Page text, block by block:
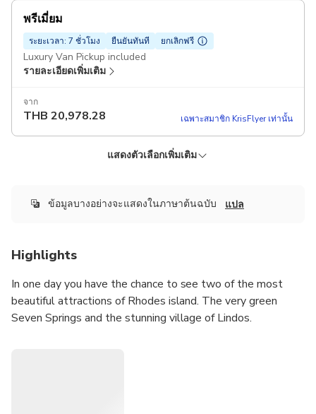
พรีเมี่ยม
ระยะเวลา: 7 ชั่วโมง ยืนยันทันที ยกเลิกฟรี
Luxury Van Pickup included
รายละเอียดเพิ่มเติม
จาก
THB 20,978.28 เฉพาะสมาชิก KrisFlyer เท่านั้น
Minivan Official licenced guide Pickup included
จาก
THB30,531.16
แสดงตัวเลือกเพิ่มเติม
ข้อมูลบางอย่างจะแสดงในภาษาต้นฉบับ แปล
Highlights
In one day you have the chance to see two of the most
beautiful attractions of Rhodes island. The very green
Seven Springs and the stunning village of Lindos.